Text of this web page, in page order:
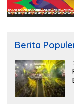
Berita